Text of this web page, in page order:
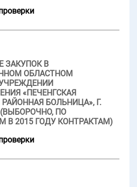
ЗАКУПОК В
ОБЛАСТНОМ
«ПЕЧЕНГСКАЯ
БОЛЬНИЦА», Г.
ПО
В 2015 ГОДУ КОНТРАКТАМ)